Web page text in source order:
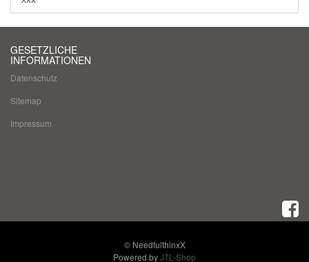
GESETZLICHE
INFORMATIONEN
Datenschutz
Sitemap
Impressum
© NeedfulthinxX
Powered byJTL-Shop